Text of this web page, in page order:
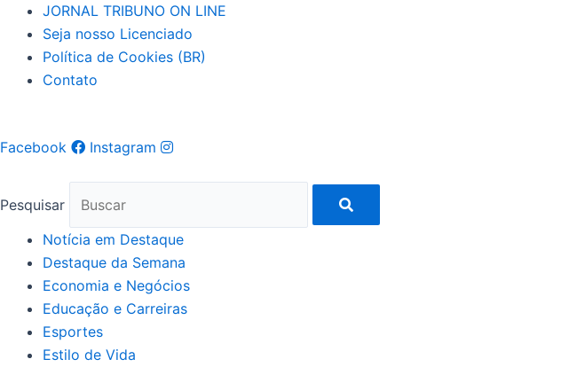
JORNAL TRIBUNO ON LINE
Seja nosso Licenciado
Política de Cookies (BR)
Contato
Facebook Instagram
Pesquisar
Notícia em Destaque
Destaque da Semana
Economia e Negócios
Educação e Carreiras
Esportes
Estilo de Vida